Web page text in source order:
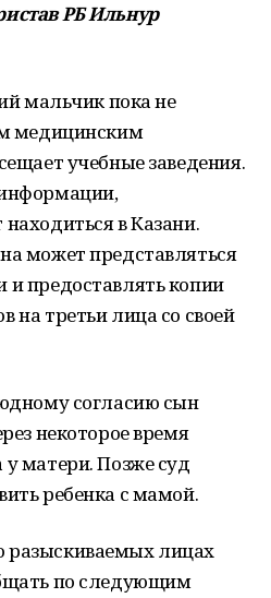
РБ Ильнур
мальчик пока не
медицинским
учебные заведения.
в Казани.
может представляться
предоставлять копии
на третьи лица со своей
согласию сын
некоторое время
матери. Позже суд
ребенка с мамой.
лицах
по следующим